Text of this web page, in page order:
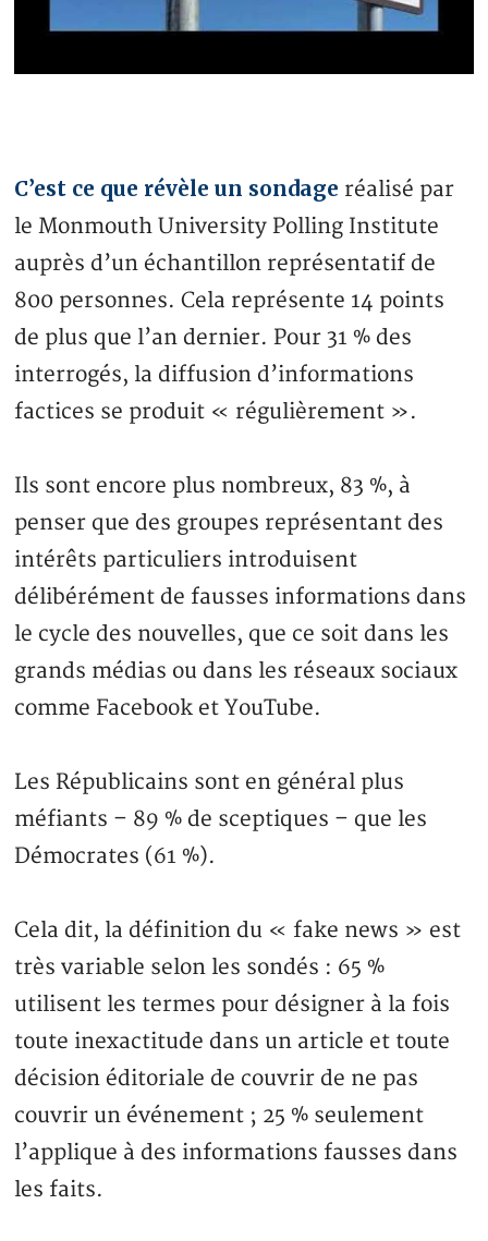
C’est ce que révèle un sondage réalisé par
le Monmouth University Polling Institute
auprès d’un échantillon représentatif de
800 personnes. Cela représente 14 points
de plus que l’an dernier. Pour 31 % des
interrogés, la diffusion d’informations
factices se produit « régulièrement ».
Ils sont encore plus nombreux, 83 %, à
penser que des groupes représentant des
intérêts particuliers introduisent
délibérément de fausses informations dans
le cycle des nouvelles, que ce soit dans les
grands médias ou dans les réseaux sociaux
comme Facebook et YouTube.
Les Républicains sont en général plus
méfiants – 89 % de sceptiques – que les
Démocrates (61 %).
Cela dit, la définition du « fake news » est
très variable selon les sondés : 65 %
utilisent les termes pour désigner à la fois
toute inexactitude dans un article et toute
décision éditoriale de couvrir de ne pas
couvrir un événement ; 25 % seulement
l’applique à des informations fausses dans
les faits.